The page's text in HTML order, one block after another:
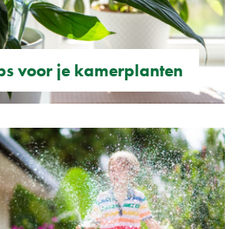
voor je kamerplanten